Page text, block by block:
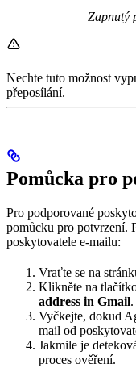
Zapnutý
Nechte tuto možnost
přeposílání.
Pomůcka pro
Pro podporované
pomůcku pro potvrzení.
poskytovatele e-mailu:
Vraťte se na
Klikněte na
address in Gmail.
Vyčkejte, dokud
mail od
Jakmile je
proces ověření.